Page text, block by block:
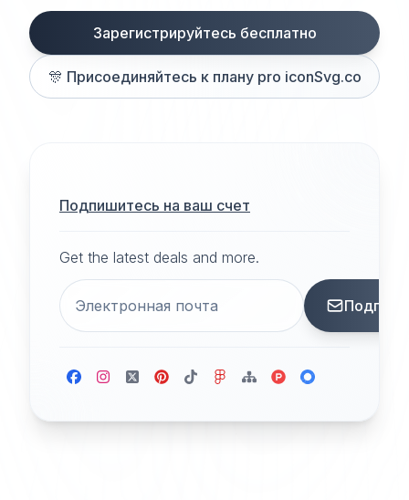
Зарегистрируйтесь бесплатно
🎊 Присоединяйтесь к плану pro iconSvg.co
Подпишитесь на ваш счет
Get the latest deals and more.